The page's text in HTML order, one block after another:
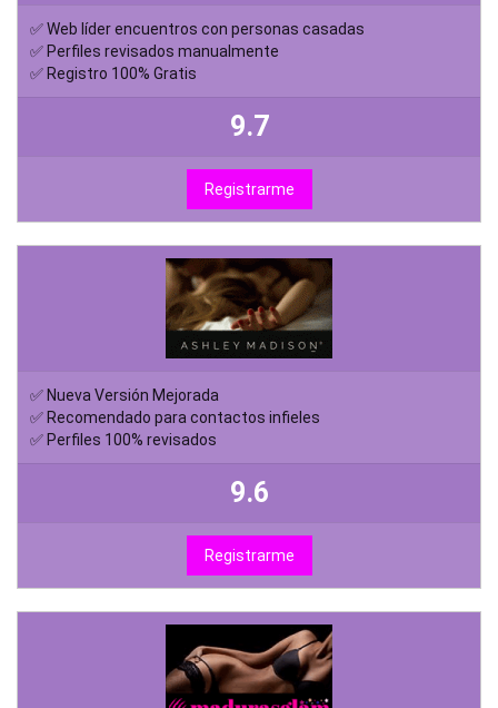
✅ Web líder encuentros con personas casadas
✅ Perfiles revisados manualmente
✅ Registro 100% Gratis
9.7
Registrarme
✅ Nueva Versión Mejorada
✅ Recomendado para contactos infieles
✅ Perfiles 100% revisados
9.6
Registrarme